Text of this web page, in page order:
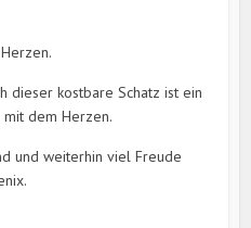
dieser kostbare Schatz ist ein
dem Herzen.
und weiterhin viel Freude